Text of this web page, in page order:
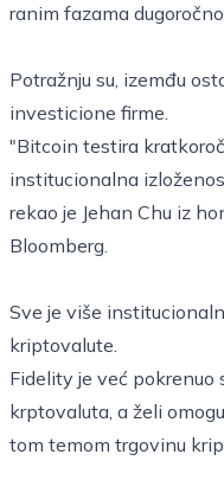
ranim fazama
Potražnju su, izemđu
investicione firme.
"Bitcoin testira
institucionalna
rekao je Jehan Chu iz
Bloomberg.
Sve je više
kriptovalute.
Fidelity je već pokrenuo
krptovaluta, a želi
tom temom trgovinu